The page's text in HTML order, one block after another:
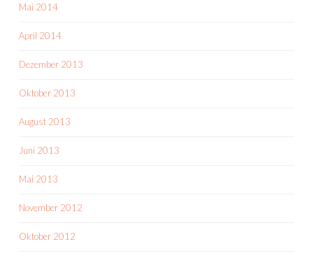
Mai 2014
April 2014
Dezember 2013
Oktober 2013
August 2013
Juni 2013
Mai 2013
November 2012
Oktober 2012